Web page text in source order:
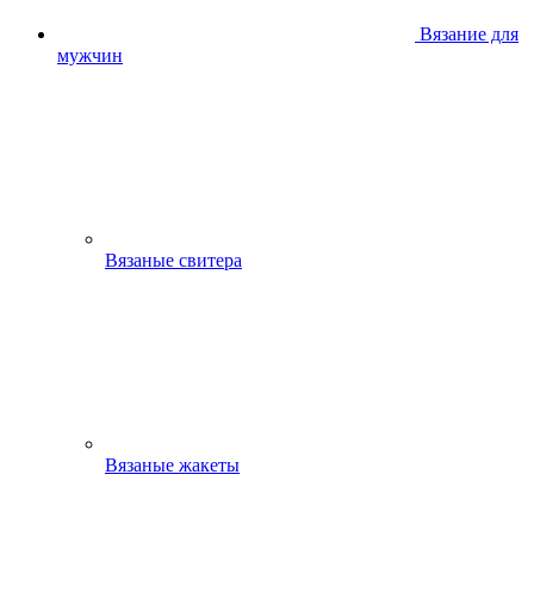
Вязание для
мужчин
Вязаные свитера
Вязаные жакеты